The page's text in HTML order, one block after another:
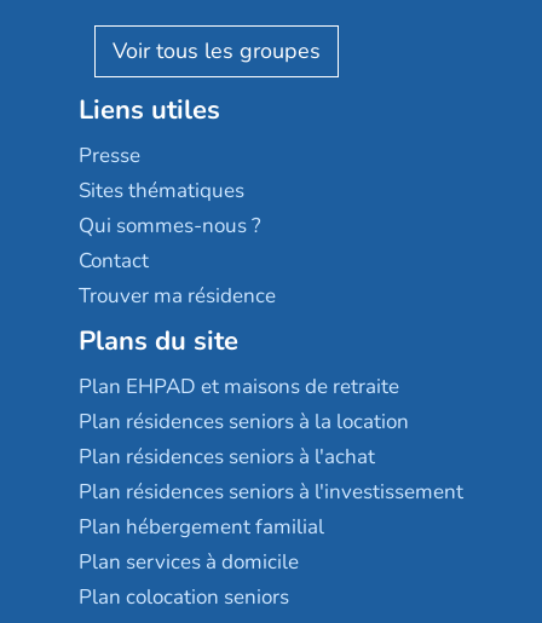
Reseda
Stella management
Les villages d'or
Sérénys
Résidences services Villa Médicis
Résidalya
Groupe aplus
AGE D'OR Services
Liens utiles
Presse
Sites thématiques
Qui sommes-nous ?
Contact
Trouver ma résidence
Plans du site
Plan EHPAD et maisons de retraite
Plan résidences seniors à la location
Plan résidences seniors à l'achat
Plan résidences seniors à l'investissement
Plan hébergement familial
Plan services à domicile
Plan colocation seniors